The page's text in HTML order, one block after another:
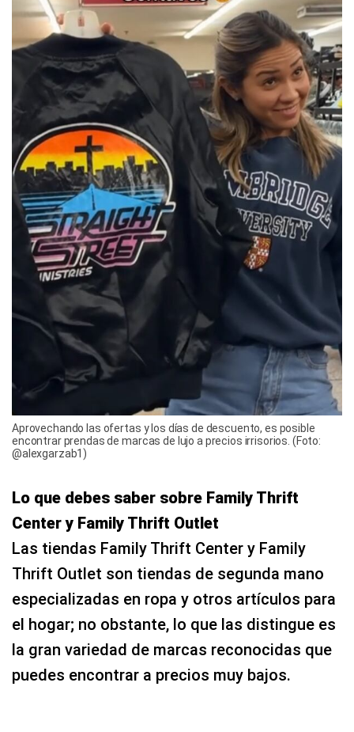
Aprovechando las ofertas y los días de descuento, es posible
encontrar prendas de marcas de lujo a precios irrisorios. (Foto:
@alexgarzab1)
Lo que debes saber sobre Family Thrift
Center y Family Thrift Outlet
Las tiendas Family Thrift Center y Family
Thrift Outlet son tiendas de segunda mano
especializadas en ropa y otros artículos para
el hogar; no obstante, lo que las distingue es
la gran variedad de marcas reconocidas que
puedes encontrar a precios muy bajos.